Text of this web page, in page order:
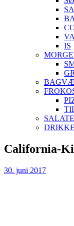
IS
DRIKKE
Skip
to
California-
30. juni 2017